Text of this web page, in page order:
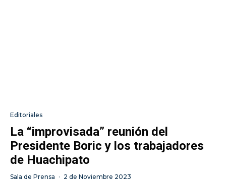
Editoriales
La “improvisada” reunión del
Presidente Boric y los trabajadores
de Huachipato
Sala de Prensa · 2 de Noviembre 2023